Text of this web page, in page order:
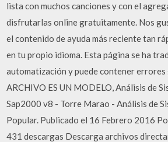
lista con muchos canciones y con el
disfrutarlas online gratuitamente. Nos
el contenido de ayuda más reciente tan
en tu propio idioma. Esta página se ha
automatización y puede contener
ARCHIVO ES UN MODELO, Análisis de
Sap2000 v8 - Torre Marao - Análisis de
Popular. Publicado el 16 Febrero 2016
431 descargas Descarga archivos